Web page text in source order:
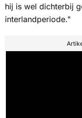
hij is wel dichterbij
interlandperiode."